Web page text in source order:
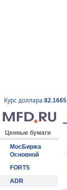
Курс доллара 82.1665
Ценные бумаги
МосБиржа
Основной
FORTS
ADR